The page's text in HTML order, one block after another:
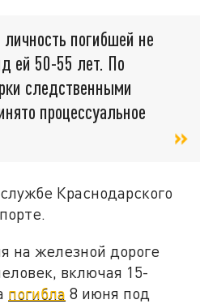
погибшей не
ей 50-55 лет. По
следственными
процессуальное
Краснодарского
на железной дороге
включая 15-
погибла 8 июня под